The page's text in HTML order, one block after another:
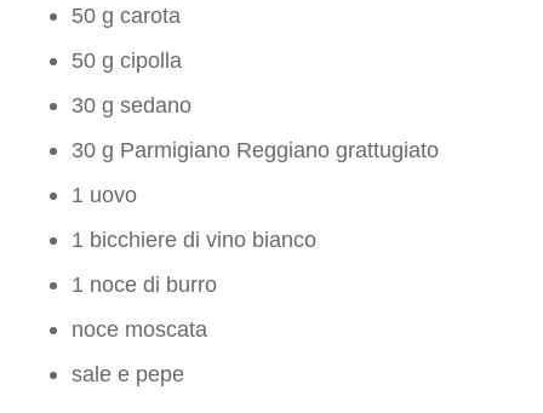
50 g carota
50 g cipolla
30 g sedano
30 g Parmigiano Reggiano grattugiato
1 uovo
1 bicchiere di vino bianco
1 noce di burro
noce moscata
sale e pepe